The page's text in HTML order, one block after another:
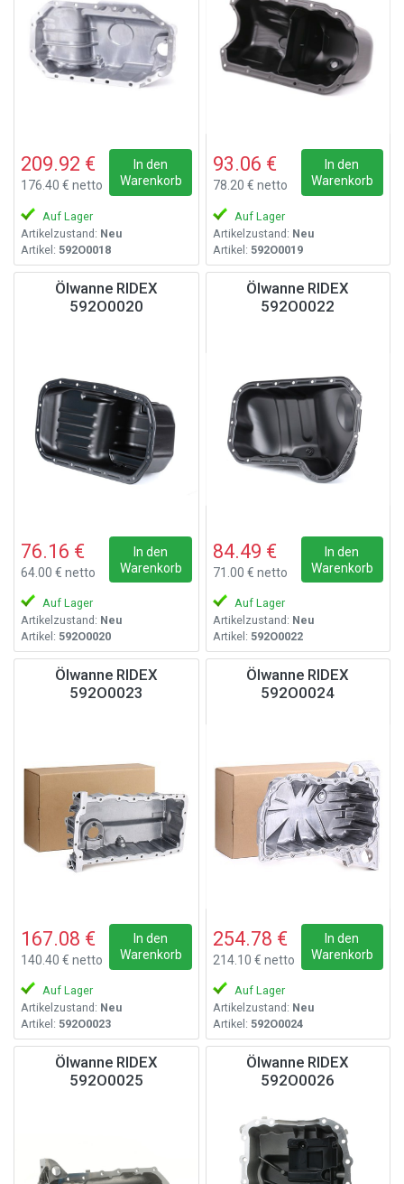
209.92 €
176.40 € netto
In den
Warenkorb
Auf Lager
Artikelzustand: Neu
Artikel: 592O0018
93.06 €
78.20 € netto
In den
Warenkorb
Auf Lager
Artikelzustand: Neu
Artikel: 592O0019
Ölwanne RIDEX
592O0020
76.16 €
64.00 € netto
In den
Warenkorb
Auf Lager
Artikelzustand: Neu
Artikel: 592O0020
Ölwanne RIDEX
592O0022
84.49 €
71.00 € netto
In den
Warenkorb
Auf Lager
Artikelzustand: Neu
Artikel: 592O0022
Ölwanne RIDEX
592O0023
167.08 €
140.40 € netto
In den
Warenkorb
Auf Lager
Artikelzustand: Neu
Artikel: 592O0023
Ölwanne RIDEX
592O0024
254.78 €
214.10 € netto
In den
Warenkorb
Auf Lager
Artikelzustand: Neu
Artikel: 592O0024
Ölwanne RIDEX
592O0025
Ölwanne RIDEX
592O0026